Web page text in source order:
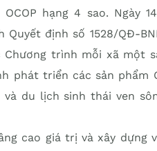
hạng 4 sao. Ngày
Quyết định số 1528/QĐ-
trình mỗi xã một
phát triển các sản phẩm
du lịch sinh thái ven
cao giá trị và xây dựng